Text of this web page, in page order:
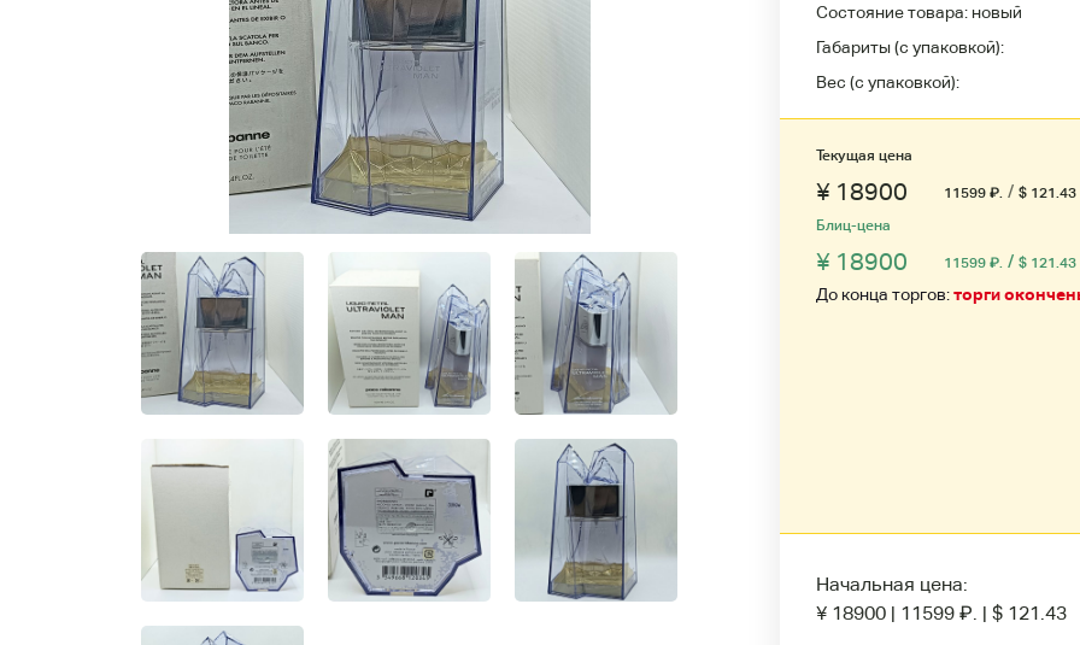
Состояние товара: новый
Габариты (с упаковкой):
Вес (с упаковкой):
Текущая цена
¥ 18900 11599 ₽. / $ 121.43
Блиц-цена
¥ 18900 11599 ₽. / $ 121.43
До конца торгов:торги
Начальная цена:
¥ 18900 | 11599 ₽. | $ 121.43